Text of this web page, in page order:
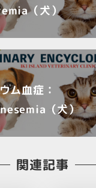
（犬）
ム血症：
（犬）
関連記事